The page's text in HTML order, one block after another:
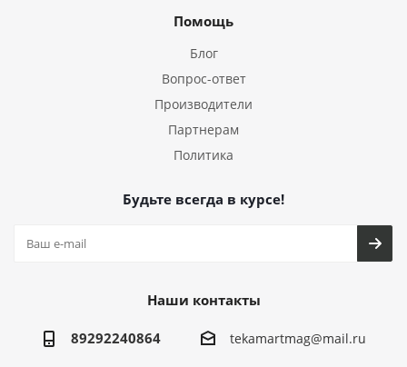
Помощь
Блог
Вопрос-ответ
Производители
Партнерам
Политика
Будьте всегда в курсе!
Наши контакты
89292240864 tekamartmag@mail.ru